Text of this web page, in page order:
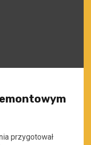
przygotował